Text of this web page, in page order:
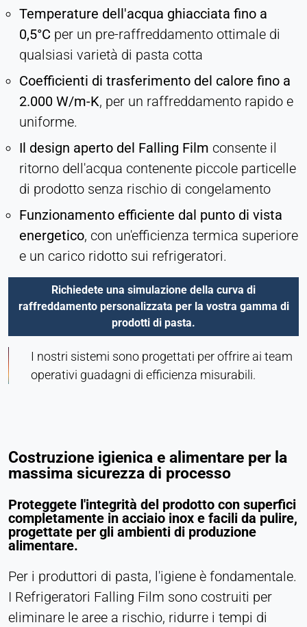
Temperature dell'acqua ghiacciata fino a
0,5°C per un pre-raffreddamento ottimale di
qualsiasi varietà di pasta cotta
Coefficienti di trasferimento del calore fino a
2.000 W/m-K, per un raffreddamento rapido e
uniforme.
Il design aperto del Falling Film consente il
ritorno dell'acqua contenente piccole particelle
di prodotto senza rischio di congelamento
Funzionamento efficiente dal punto di vista
energetico, con un'efficienza termica superiore
e un carico ridotto sui refrigeratori.
Richiedete una simulazione della curva di
raffreddamento personalizzata per la vostra gamma di
prodotti di pasta.
I nostri sistemi sono progettati per offrire ai team
operativi guadagni di efficienza misurabili.
Costruzione igienica e alimentare per la
massima sicurezza di processo
Proteggete l'integrità del prodotto con superfici
completamente in acciaio inox e facili da pulire,
progettate per gli ambienti di produzione
alimentare.
Per i produttori di pasta, l'igiene è fondamentale.
I Refrigeratori Falling Film sono costruiti per
eliminare le aree a rischio, ridurre i tempi di